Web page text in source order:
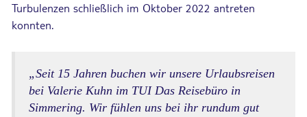
Turbulenzen schließlich im Oktober 2022 antreten
konnten.
„Seit 15 Jahren buchen wir unsere Urlaubsreisen
bei Valerie Kuhn im TUI Das Reisebüro in
Simmering. Wir fühlen uns bei ihr rundum gut